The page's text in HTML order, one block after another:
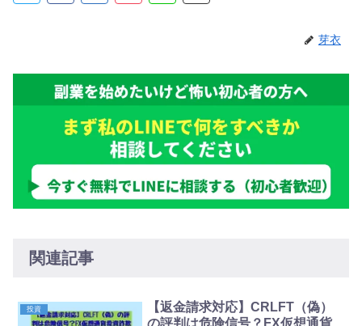
芽衣
関連記事
投資
【返金請求対応】CRLFT（偽）
の評判は危険信号？FX仮想通貨